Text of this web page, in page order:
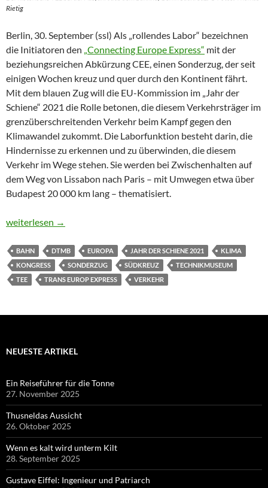
Rietig
Berlin, 30. September (ssl) Als „rollendes Labor“ bezeichnen
die Initiatoren den „Connecting Europe Express“ mit der
beziehungsreichen Abkürzung CEE, einen Sonderzug, der seit
einigen Wochen kreuz und quer durch den Kontinent fährt.
Mit dem blauen Zug will die EU-Kommission im „Jahr der
Schiene“ 2021 die Rolle betonen, die diesem Verkehrsträger im
grenzüberschreitenden Verkehr beim Kampf gegen den
Klimawandel zukommt. Die Laborfunktion besteht darin, die
Hindernisse zu erkennen und zu überwinden, die diesem
Verkehr im Wege stehen. Sie werden bei Zwischenhalten auf
dem Weg von Lissabon nach Paris – mit Umwegen etwa über
Budapest 20 000 km lang – thematisiert.
Ringen um die Zukunft des Nacht-TEE
weiterlesen →
BAHN DTMB EUROPA JAHR DER SCHIENE 2021
KLIMA
KONGRESS
SONDERZUG SÜDKREUZ
TECHNIKMUSEUM
TEE
TRANS EUROP EXPRESS VERKEHR
NEUESTE ARTIKEL
Ein Reiseführer für die Tonne
27. November 2025
Thusneldas Aussicht
26. Oktober 2025
Wenn es kalt wird unterm Kilt
28. September 2025
Gustave Eiffel: Ingenieur und Patriarch